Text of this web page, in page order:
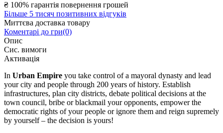
₴ 100% гарантія повернення грошей
Більше 5 тисяч позитивних відгуків
Миттєва доставка товару
Коментарі до гри(0)
Опис
Сис. вимоги
Активація
In Urban Empire you take control of a mayoral dynasty and lead
your city and people through 200 years of history. Establish
infrastructures, plan city districts, debate political decisions at the
town council, bribe or blackmail your opponents, empower the
democratic rights of your people or ignore them and reign supremely
by yourself – the decision is yours!